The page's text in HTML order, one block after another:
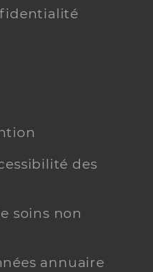
des
soins non
annuaire